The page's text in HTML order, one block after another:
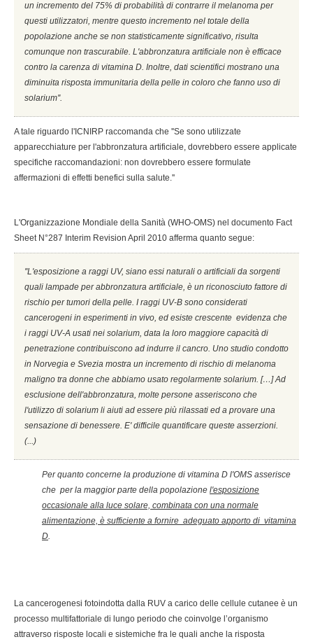
un incremento del 75% di probabilità di contrarre il melanoma per
questi utilizzatori, mentre questo incremento nel totale della
popolazione anche se non statisticamente significativo, risulta
comunque non trascurabile. L'abbronzatura artificiale non è efficace
contro la carenza di vitamina D. Inoltre, dati scientifici mostrano una
diminuita risposta immunitaria della pelle in coloro che fanno uso di
solarium''.
A tale riguardo l'ICNIRP raccomanda che ''Se sono utilizzate
apparecchiature per l'abbronzatura artificiale, dovrebbero essere applicate
specifiche raccomandazioni: non dovrebbero essere formulate
affermazioni di effetti benefici sulla salute.''
L'Organizzazione Mondiale della Sanità (WHO-OMS) nel documento Fact
Sheet N°287 Interim Revision April 2010 afferma quanto segue:
''L'esposizione a raggi UV, siano essi naturali o artificiali da sorgenti
quali lampade per abbronzatura artificiale, è un riconosciuto fattore di
rischio per tumori della pelle. I raggi UV-B sono considerati
cancerogeni in esperimenti in vivo, ed esiste crescente evidenza che
i raggi UV-A usati nei solarium, data la loro maggiore capacità di
penetrazione contribuiscono ad indurre il cancro. Uno studio condotto
in Norvegia e Svezia mostra un incremento di rischio di melanoma
maligno tra donne che abbiamo usato regolarmente solarium. […] Ad
esclusione dell'abbronzatura, molte persone asseriscono che
l'utilizzo di solarium li aiuti ad essere più rilassati ed a provare una
sensazione di benessere. E' difficile quantificare queste asserzioni.
(...)
Per quanto concerne la produzione di vitamina D l'OMS asserisce
che per la maggior parte della popolazione l'esposizione
occasionale alla luce solare, combinata con una normale
alimentazione, è sufficiente a fornire adeguato apporto di vitamina
D.
La cancerogenesi fotoindotta dalla RUV a carico delle cellule cutanee è un
processo multifattoriale di lungo periodo che coinvolge l’organismo
attraverso risposte locali e sistemiche fra le quali anche la risposta